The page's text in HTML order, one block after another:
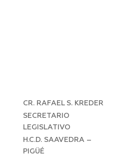
CR. RAFAEL S. KREDER
SECRETARIO
LEGISLATIVO
H.C.D. SAAVEDRA –
PIGÜÉ